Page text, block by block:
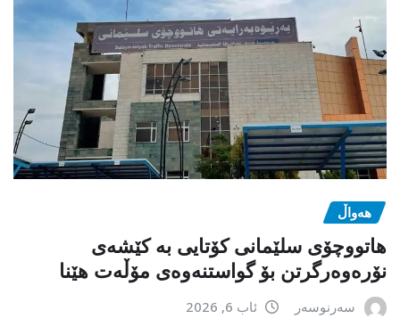
هەواڵ
هاتووچۆی سلێمانی کۆتایی بە کێشەی
نۆرەوەرگرتن بۆ گواستنەوەی مۆڵەت هێنا
سەرنوسەر ئاب 6, 2026